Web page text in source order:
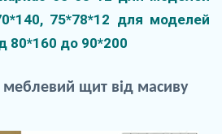
75*78*12 для моделей
80*160 до 90*200
меблевий щит від масиву